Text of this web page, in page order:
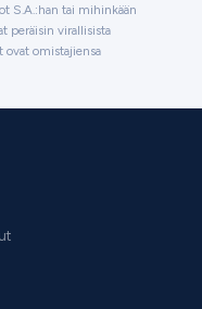
S.A.:han tai mihinkään
peräisin virallisista
ovat omistajiensa